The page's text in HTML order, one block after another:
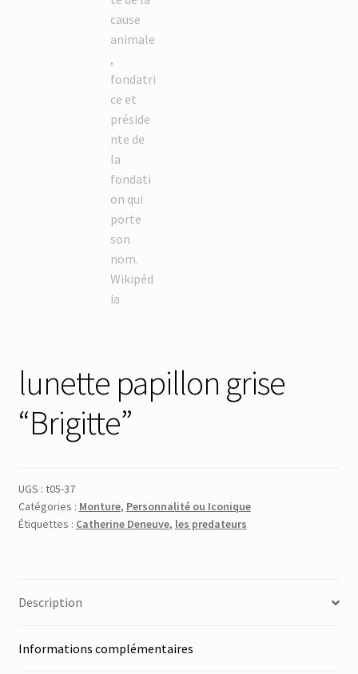
lunette papillon grise
“Brigitte”
UGS : t05-37
Catégories : Monture, Personnalité ou Iconique
Étiquettes : Catherine Deneuve, les predateurs
Description
Informations complémentaires